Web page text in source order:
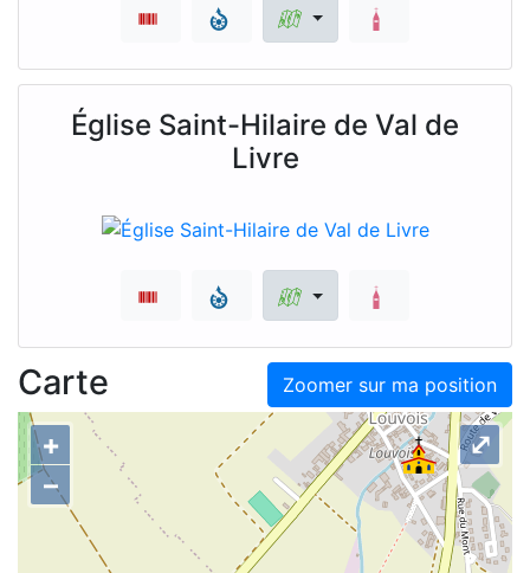
Église Saint-Hilaire de Val de
Livre
Zoomer sur ma position
Carte
+
–
⤢